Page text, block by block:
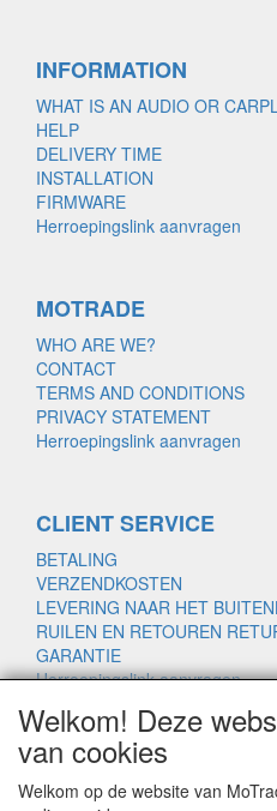
INFORMATION
WHAT IS AN AUDIO OR
HELP
DELIVERY TIME
INSTALLATION
FIRMWARE
Herroepingslink aanvragen
MOTRADE
WHO ARE WE?
CONTACT
TERMS AND CONDITIONS
PRIVACY STATEMENT
Herroepingslink aanvragen
CLIENT SERVICE
BETALING
VERZENDKOSTEN
LEVERING NAAR HET
RUILEN EN RETOUREN
GARANTIE
Herroepingslink aanvragen
Welkom! Deze
van cookies
Welkom op de website van